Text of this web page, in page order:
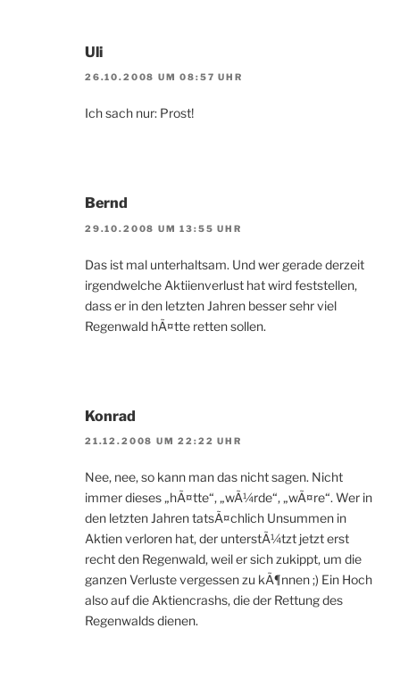
Uli
26.10.2008 UM 08:57 UHR
Ich sach nur: Prost!
Bernd
29.10.2008 UM 13:55 UHR
Das ist mal unterhaltsam. Und wer gerade derzeit
irgendwelche Aktiienverlust hat wird feststellen,
dass er in den letzten Jahren besser sehr viel
Regenwald hÃ¤tte retten sollen.
Konrad
21.12.2008 UM 22:22 UHR
Nee, nee, so kann man das nicht sagen. Nicht
immer dieses „hÃ¤tte“, „wÃ¼rde“, „wÃ¤re“. Wer in
den letzten Jahren tatsÃ¤chlich Unsummen in
Aktien verloren hat, der unterstÃ¼tzt jetzt erst
recht den Regenwald, weil er sich zukippt, um die
ganzen Verluste vergessen zu kÃ¶nnen ;) Ein Hoch
also auf die Aktiencrashs, die der Rettung des
Regenwalds dienen.